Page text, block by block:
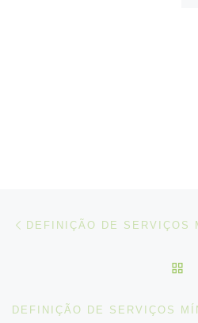
Post navigation